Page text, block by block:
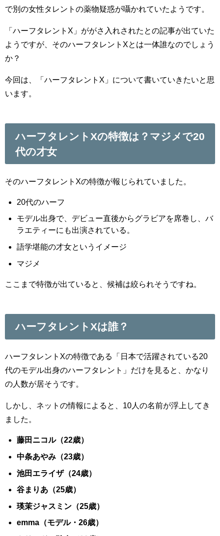
で別の女性タレントの薬物疑惑が囁かれていたようです。
「ハーフタレントX」ががさ入れされたとの記事が出ていた
ようですが、そのハーフタレントXとは一体誰なのでしょう
か？
今回は、「ハーフタレントX」について書いていきたいと思
います。
ハーフタレントXの特徴は？マジメで20
代の才女
そのハーフタレントXの特徴が報じられていました。
20代のハーフ
モデル出身で、デビュー直後からグラビアを席巻し、バ
ラエティーにも出演されている。
語学堪能の才女というイメージ
マジメ
ここまで特徴が出ていると、候補は絞られそうですね。
ハーフタレントXは誰？
ハーフタレントXの特徴である「日本で活躍されている20
代のモデル出身のハーフタレント」だけを見ると、かなり
の人数が居そうです。
しかし、ネットの情報によると、10人の名前が浮上してき
ました。
藤田ニコル（22歳）
中条あやみ（23歳）
池田エライザ（24歳）
谷まりあ（25歳）
瑛茉ジャスミン（25歳）
emma（モデル・26歳）